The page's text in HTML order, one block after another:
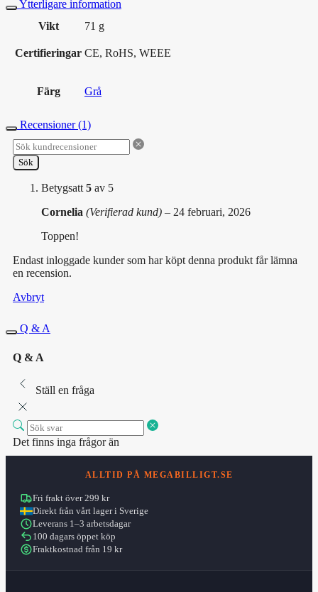
Ytterligare information
Vikt
71 g
Certifieringar CE, RoHS, WEEE
Färg Grå
Recensioner (1)
Sök
Betygsatt 5 av 5
Cornelia (Verifierad kund) – 24 februari, 2026
Toppen!
Endast inloggade kunder som har köpt denna produkt får lämna
en recension.
Avbryt
Q & A
Q & A
Ställ en fråga
Det finns inga frågor än
ALLTID PÅ MEGABILLIGT.SE
Fri frakt över 299 kr
Direkt från vårt lager i Sverige
Leverans 1–3 arbetsdagar
100 dagars öppet köp
Fraktkostnad från 19 kr